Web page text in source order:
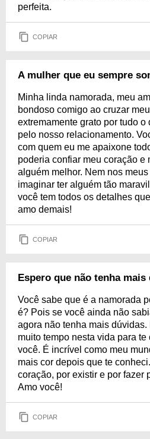
perfeita.
COPIAR
A mulher que eu sempre
Minha linda namorada, meu
bondoso comigo ao cruzar
extremamente grato por tudo o
pelo nosso relacionamento.
com quem eu me apaixone
poderia confiar meu coração e
alguém melhor. Nem nos
imaginar ter alguém tão
você tem todos os detalhes
amo demais!
COPIAR
Espero que não tenha mais
Você sabe que é a namorada
é? Pois se você ainda não
agora não tenha mais dúvidas.
muito tempo nesta vida para
você. É incrível como meu
mais cor depois que te
coração, por existir e por fazer
Amo você!
COPIAR